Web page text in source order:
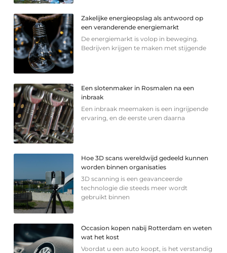
Zakelijke energieopslag als antwoord op
een veranderende energiemarkt
De energiemarkt is volop in beweging.
Bedrijven krijgen te maken met stijgende
Een slotenmaker in Rosmalen na een
inbraak
Een inbraak meemaken is een ingrijpende
ervaring, en de eerste uren daarna
Hoe 3D scans wereldwijd gedeeld kunnen
worden binnen organisaties
3D scanning is een geavanceerde
technologie die steeds meer wordt
gebruikt binnen
Occasion kopen nabij Rotterdam en weten
wat het kost
Voordat u een auto koopt, is het verstandig